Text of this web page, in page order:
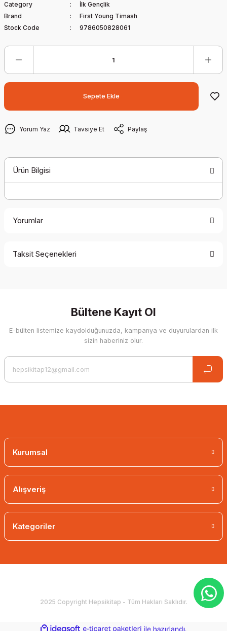
Category
İlk Gençlik
Brand
First Young Timash
Stock Code
9786050828061
Sepete Ekle
Yorum Yaz Tavsiye Et Paylaş
Ürün Bilgisi
Yorumlar
Taksit Seçenekleri
Bültene Kayıt Ol
E-bülten listemize kaydolduğunuzda, kampanya ve duyurulardan ilk
sizin haberiniz olur.
Kurumsal
Alışveriş
Kategoriler
2025 Copyright Hepsikitap - Tüm Hakları Saklıdır.
ideasoft e-